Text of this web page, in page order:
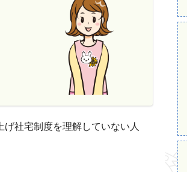
社宅制度を理解していない人